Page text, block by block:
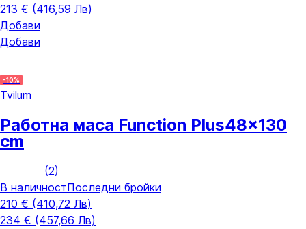
213 € (416,59 Лв)
Добави
Добави
-10%
Tvilum
Работна маса Function Plus48x130
cm
(2)
В наличностПоследни бройки
210 € (410,72 Лв)
234 € (457,66 Лв)